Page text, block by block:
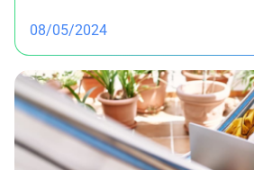
08/05/2024